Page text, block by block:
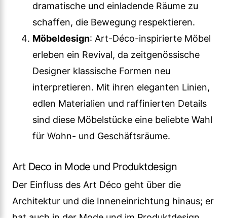
dramatische und einladende Räume zu
schaffen, die Bewegung respektieren.
Möbeldesign: Art-Déco-inspirierte Möbel
erleben ein Revival, da zeitgenössische
Designer klassische Formen neu
interpretieren. Mit ihren eleganten Linien,
edlen Materialien und raffinierten Details
sind diese Möbelstücke eine beliebte Wahl
für Wohn- und Geschäftsräume.
Art Deco in Mode und Produktdesign
Der Einfluss des Art Déco geht über die
Architektur und die Inneneinrichtung hinaus; er